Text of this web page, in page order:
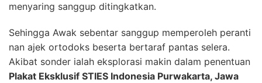
menyaring sanggup ditingkatkan.
Sehingga Awak sebentar sanggup memperoleh peranti
nan ajek ortodoks beserta bertaraf pantas selera.
Akibat sonder ialah eksplorasi makin dalam penentuan
Plakat Eksklusif STIES Indonesia Purwakarta, Jawa